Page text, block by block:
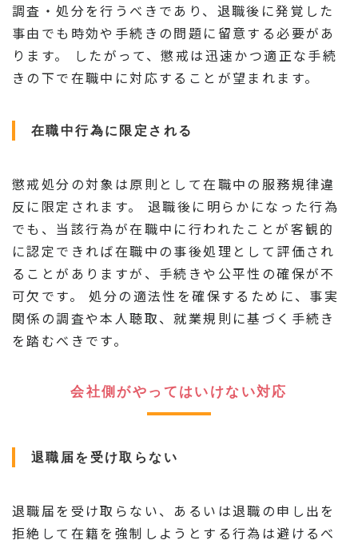
調査・処分を行うべきであり、退職後に発覚した
事由でも時効や手続きの問題に留意する必要があ
ります。 したがって、懲戒は迅速かつ適正な手続
きの下で在職中に対応することが望まれます。
在職中行為に限定される
懲戒処分の対象は原則として在職中の服務規律違
反に限定されます。 退職後に明らかになった行為
でも、当該行為が在職中に行われたことが客観的
に認定できれば在職中の事後処理として評価され
ることがありますが、手続きや公平性の確保が不
可欠です。 処分の適法性を確保するために、事実
関係の調査や本人聴取、就業規則に基づく手続き
を踏むべきです。
会社側がやってはいけない対応
退職届を受け取らない
退職届を受け取らない、あるいは退職の申し出を
拒絶して在籍を強制しようとする行為は避けるべ